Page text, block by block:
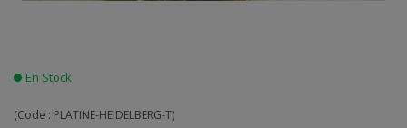
En Stock
(Code : PLATINE-HEIDELBERG-T)